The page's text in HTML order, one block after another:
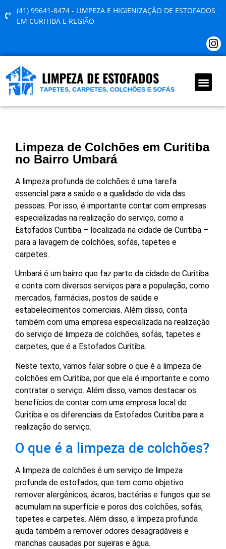
(41) 99641-8474 - LIMPEZA E HIGIENIZAÇÃO DE ESTOFADOS
EM CURITIBA E REGIÃO
Limpeza de Colchões em Curitiba
no Bairro Umbará
A limpeza profunda de colchões é uma tarefa
essencial para a saúde e a qualidade de vida das
pessoas. Por isso, é importante contar com empresas
especializadas na realização do serviço, como a
Estofados Curitiba – localizada na cidade de Curitiba –
para a lavagem de colchões, sofás, tapetes e
carpetes.
Umbará é um bairro que faz parte da cidade de Curitiba
e conta com diversos serviços para a população, como
mercados, farmácias, postos de saúde e
estabelecimentos comerciais. Além disso, conta
também com uma empresa especializada na realização
do serviço de limpeza de colchões, sofás, tapetes e
carpetes, que é a Estofados Curitiba.
Neste texto, vamos falar sobre o que é a limpeza de
colchões em Curitiba, por que ela é importante e como
contratar o serviço. Além disso, vamos destacar os
benefícios de contar com uma empresa local de
Curitiba e os diferenciais da Estofados Curitiba para a
realização do serviço.
O que é a limpeza de colchões?
A limpeza de colchões é um serviço de limpeza
profunda de estofados, que tem como objetivo
remover alergênicos, ácaros, bactérias e fungos que se
acumulam na superfície e poros dos colchões, sofás,
tapetes e carpetes. Além disso, a limpeza profunda
ajuda também a remover odores desagradáveis e
manchas causadas por sujeiras e água.